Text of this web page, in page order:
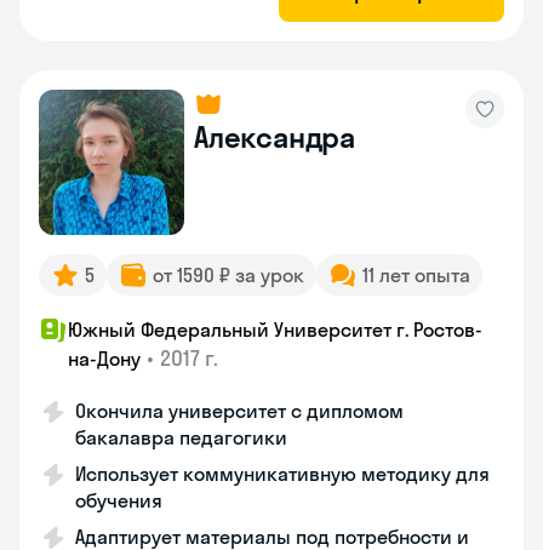
Александра
5 от 1590 ₽ за урок 11 лет опыта
Южный Федеральный Университет г. Ростов-
на-Дону • 2017 г.
Окончила университет с дипломом
бакалавра педагогики
Использует коммуникативную методику для
обучения
Адаптирует материалы под потребности и